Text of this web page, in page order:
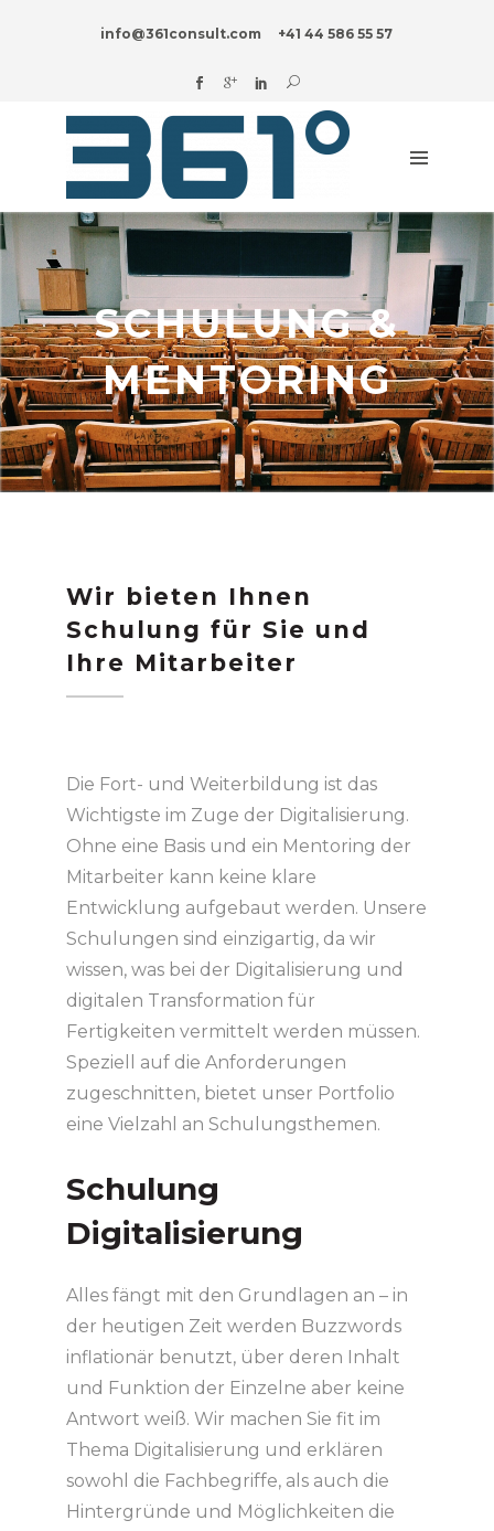
BRANCHEN
ÜBER
UNS
info@361consult.com +41 44 586 55 57
SCHULUNG &
MENTORING
Wir bieten Ihnen
Schulung für Sie und
Ihre Mitarbeiter
Die Fort- und Weiterbildung ist das
Wichtigste im Zuge der Digitalisierung.
Ohne eine Basis und ein Mentoring der
Mitarbeiter kann keine klare
Entwicklung aufgebaut werden. Unsere
Schulungen sind einzigartig, da wir
wissen, was bei der Digitalisierung und
digitalen Transformation für
Fertigkeiten vermittelt werden müssen.
Speziell auf die Anforderungen
zugeschnitten, bietet unser Portfolio
eine Vielzahl an Schulungsthemen.
Schulung
Digitalisierung
Alles fängt mit den Grundlagen an – in
der heutigen Zeit werden Buzzwords
inflationär benutzt, über deren Inhalt
und Funktion der Einzelne aber keine
Antwort weiß. Wir machen Sie fit im
Thema Digitalisierung und erklären
sowohl die Fachbegriffe, als auch die
Hintergründe und Möglichkeiten die